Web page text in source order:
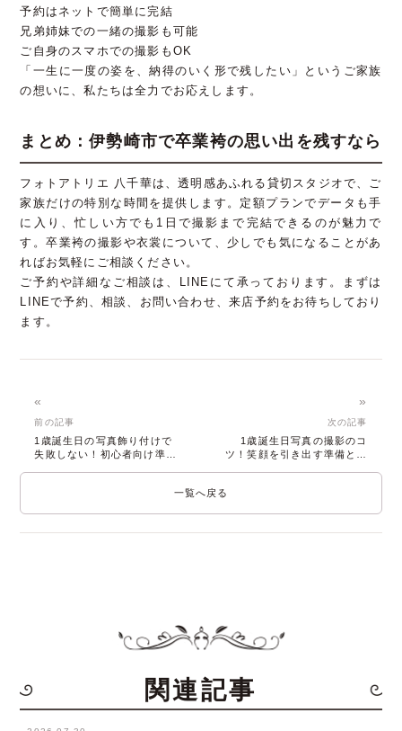
予約はネットで簡単に完結
兄弟姉妹での一緒の撮影も可能
ご自身のスマホでの撮影もOK
「一生に一度の姿を、納得のいく形で残したい」というご家族
の想いに、私たちは全力でお応えします。
まとめ：伊勢崎市で卒業袴の思い出を残すなら
フォトアトリエ 八千華は、透明感あふれる貸切スタジオで、ご
家族だけの特別な時間を提供します。定額プランでデータも手
に入り、忙しい方でも1日で撮影まで完結できるのが魅力で
す。卒業袴の撮影や衣裳について、少しでも気になることがあ
ればお気軽にご相談ください。
ご予約や詳細なご相談は、LINEにて承っております。まずは
LINEで予約、相談、お問い合わせ、来店予約をお待ちしており
ます。
«
前の記事
1歳誕生日の写真飾り付けで
失敗しない！初心者向け準備
一覧へ戻る
»
次の記事
1歳誕生日写真の撮影のコ
ツ！笑顔を引き出す準備とス
関連記事